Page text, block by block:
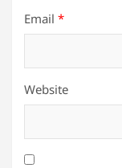
Email *
Website